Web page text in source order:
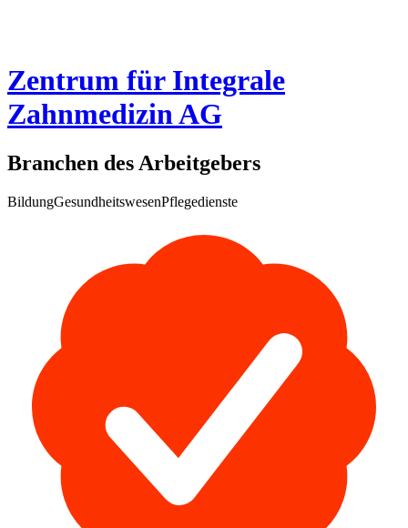
Zentrum für Integrale
Zahnmedizin AG
Branchen des Arbeitgebers
BildungGesundheitswesenPflegedienste